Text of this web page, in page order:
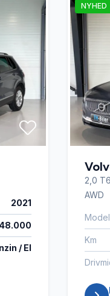
2021
/ El
NYHED
2,0
AWD
Km